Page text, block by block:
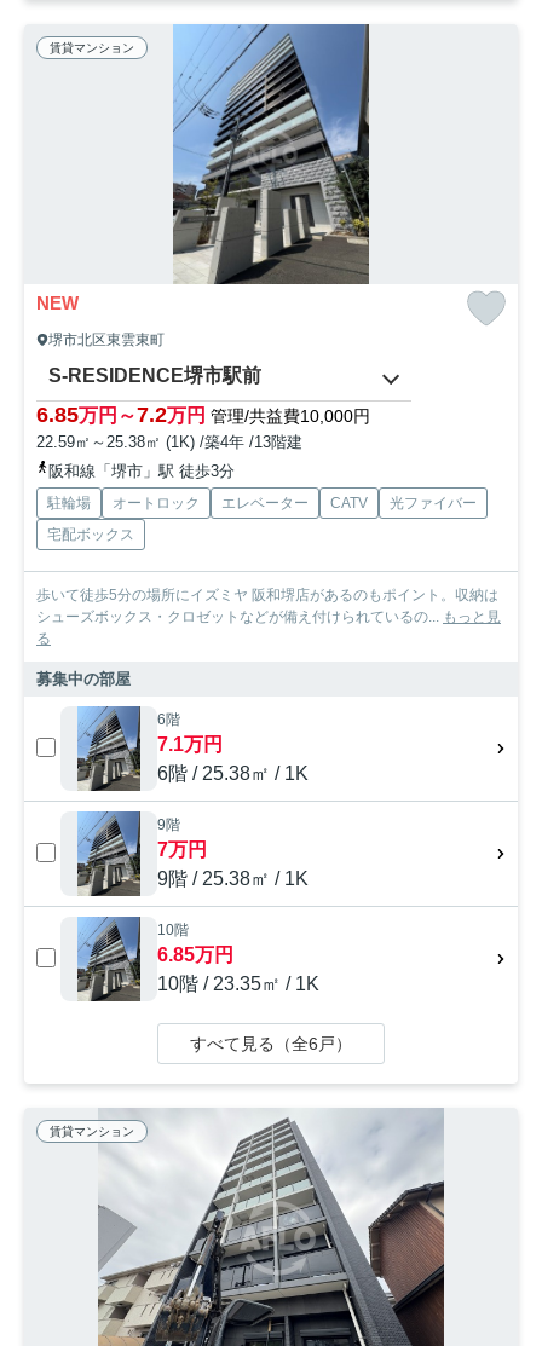
賃貸マンション
NEW
堺市北区東雲東町
S-RESIDENCE堺市駅前
6.85万円～7.2万円 管理/共益費10,000円
22.59㎡～25.38㎡ (1K) /築4年 /13階建
阪和線「堺市」駅 徒歩3分
駐輪場 オートロック エレベーター CATV
光ファイバー
宅配ボックス
歩いて徒歩5分の場所にイズミヤ 阪和堺店があるのもポイント。収納は
シューズボックス・クロゼットなどが備え付けられているの...
もっと見
る
募集中の部屋
6階
7.1万円
6階 / 25.38㎡ / 1K
9階
7万円
9階 / 25.38㎡ / 1K
10階
6.85万円
10階 / 23.35㎡ / 1K
すべて見る（全6戸）
賃貸マンション